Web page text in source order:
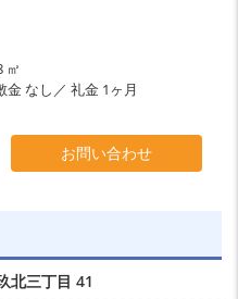
㎡
金 なし／ 礼金 1ヶ月
お問い合わせ
北三丁目 41